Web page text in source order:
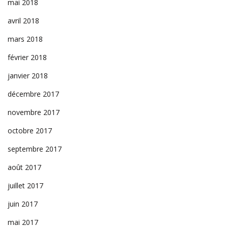
mai 2018
avril 2018
mars 2018
février 2018
janvier 2018
décembre 2017
novembre 2017
octobre 2017
septembre 2017
août 2017
juillet 2017
juin 2017
mai 2017